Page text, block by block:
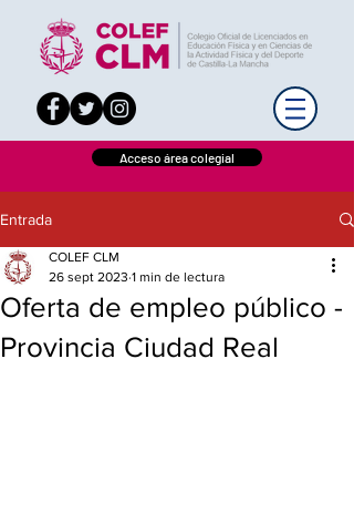
Acceso área colegial
Entrada
Oferta de empleo público -
Provincia Ciudad Real
COLEF CLM
26 sept 2023 1 min de lectura